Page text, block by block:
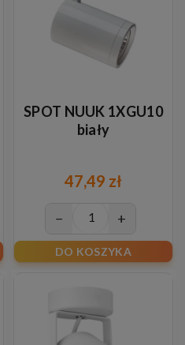
SPOT NUUK 1XGU10
biały
47,49 zł
− +
DO KOSZYKA